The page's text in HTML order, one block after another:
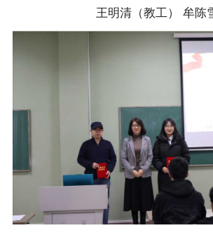
王明清（教工） 牟陈